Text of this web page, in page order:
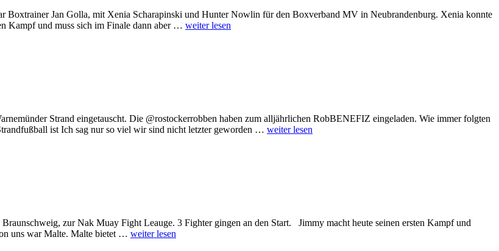
Boxtrainer Jan Golla, mit Xenia Scharapinski und Hunter Nowlin für den Boxverband MV in Neubrandenburg. Xenia konnte
Kampf und muss sich im Finale dann aber … weiter lesen
Strand eingetauscht. Die @rostockerrobben haben zum alljährlichen RobBENEFIZ eingeladen. Wie immer folgten
ist Ich sag nur so viel wir sind nicht letzter geworden … weiter lesen
zur Nak Muay Fight Leauge. 3 Fighter gingen an den Start. Jimmy macht heute seinen ersten Kampf und
uns war Malte. Malte bietet … weiter lesen